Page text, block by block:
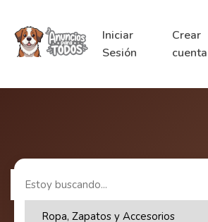
Iniciar
Sesión
Crear
cuenta